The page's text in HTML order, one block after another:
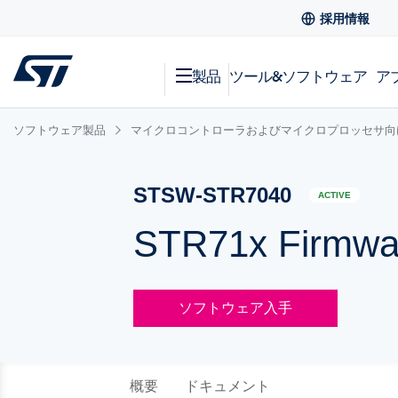
採用情報
製品 ツール&ソフトウェア ア
ソフトウェア製品 マイクロコントローラおよびマイクロプロッセサ
STSW-STR7040 ACTIVE
STR71x
ソフトウェア入手
概要 ドキュメント